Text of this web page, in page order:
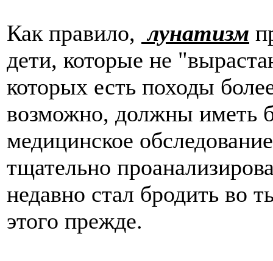
Как правило, лунатизм
дети, которые не
которых есть походы
возможно, должны иметь
медицинское
тщательно
недавно стал бродить во
этого прежде.